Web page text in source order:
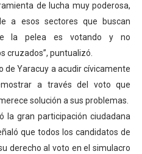
de lucha muy poderosa,
a esos sectores que buscan
la pelea es votando y no
cruzados”, puntualizó.
de Yaracuy a acudir cívicamente
a través del voto que
solución a sus problemas.
la gran participación ciudadana
que todos los candidatos de
derecho al voto en el simulacro